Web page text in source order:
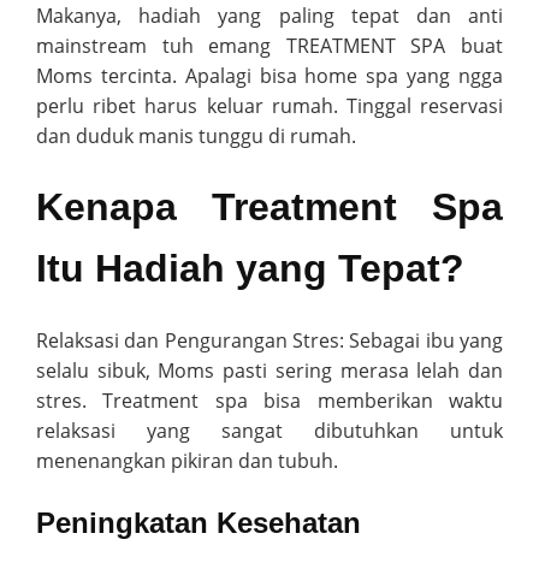
Makanya, hadiah yang paling tepat dan anti
mainstream tuh emang TREATMENT SPA buat
Moms tercinta. Apalagi bisa home spa yang ngga
perlu ribet harus keluar rumah. Tinggal reservasi
dan duduk manis tunggu di rumah.
Kenapa Treatment Spa
Itu Hadiah yang Tepat?
Relaksasi dan Pengurangan Stres: Sebagai ibu yang
selalu sibuk, Moms pasti sering merasa lelah dan
stres. Treatment spa bisa memberikan waktu
relaksasi yang sangat dibutuhkan untuk
menenangkan pikiran dan tubuh.
Peningkatan Kesehatan